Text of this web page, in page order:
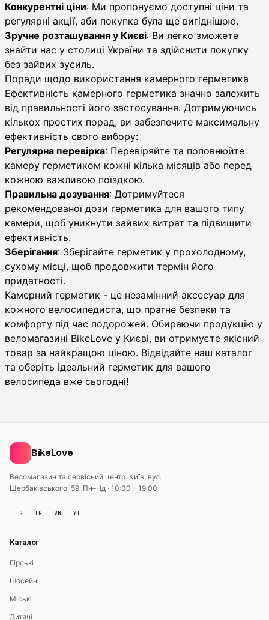
Конкурентні ціни: Ми пропонуємо доступні ціни та
регулярні акції, аби покупка була ще вигіднішою.
Зручне розташування у Києві: Ви легко зможете
знайти нас у столиці України та здійснити покупку
без зайвих зусиль.
Поради щодо використання камерного герметика
Ефективність камерного герметика значно залежить
від правильності його застосування. Дотримуючись
кількох простих порад, ви забезпечите максимальну
ефективність свого вибору:
Регулярна перевірка: Перевіряйте та поповнюйте
камеру герметиком кожні кілька місяців або перед
кожною важливою поїздкою.
Правильна дозування: Дотримуйтеся
рекомендованої дози герметика для вашого типу
камери, щоб уникнути зайвих витрат та підвищити
ефективність.
Зберігання: Зберігайте герметик у прохолодному,
сухому місці, щоб продовжити термін його
придатності.
Камерний герметик - це незамінний аксесуар для
кожного велосипедиста, що прагне безпеки та
комфорту під час подорожей. Обираючи продукцію у
веломагазині BikeLove у Києві, ви отримуєте якісний
товар за найкращою ціною. Відвідайте наш каталог
та оберіть ідеальний герметик для вашого
велосипеда вже сьогодні!
BikeLove
Веломагазин та сервісний центр. Київ, вул.
Щербаківського, 59. Пн–Нд · 10:00 – 19:00
TG IG VB YT
Каталог
Гірські
Шосейні
Міські
Дитячі